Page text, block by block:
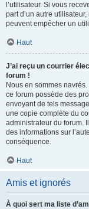
l’utilisateur. Si vous
part d’un autre
peuvent empêcher un
Haut
J’ai reçu un courrier
forum !
Nous en sommes
ce forum possède des
envoyant de tels
une copie complète du
administrateur du forum.
des informations sur
conséquence.
Haut
Amis et ignorés
À quoi sert ma liste